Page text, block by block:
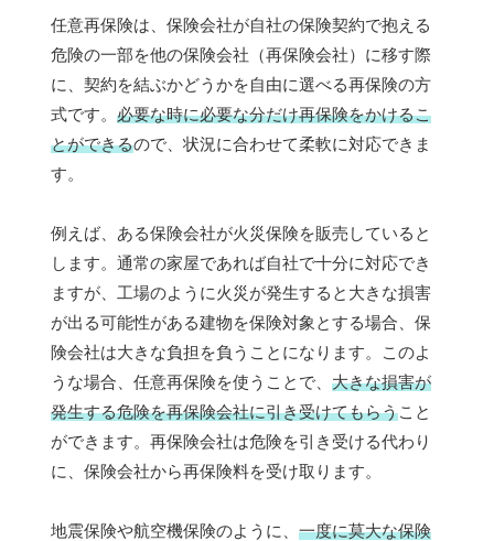
任意再保険は、保険会社が自社の保険契約で抱える
危険の一部を他の保険会社（再保険会社）に移す際
に、契約を結ぶかどうかを自由に選べる再保険の方
式です。 必要な時に必要な分だけ再保険をかけるこ
とができるので、状況に合わせて柔軟に対応できま
す。
例えば、ある保険会社が火災保険を販売していると
します。通常の家屋であれば自社で十分に対応でき
ますが、工場のように火災が発生すると大きな損害
が出る可能性がある建物を保険対象とする場合、保
険会社は大きな負担を負うことになります。このよ
うな場合、任意再保険を使うことで、 大きな損害が
発生する危険を再保険会社に引き受けてもらうこと
ができます。再保険会社は危険を引き受ける代わり
に、保険会社から再保険料を受け取ります。
地震保険や航空機保険のように、 一度に莫大な保険